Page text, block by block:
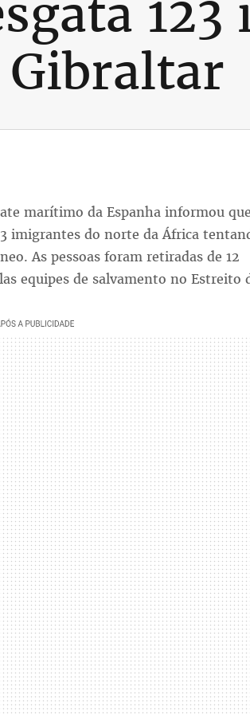
marítimo da Espanha informou que
imigrantes do norte da África
As pessoas foram retiradas de 12
equipes de salvamento no Estreito